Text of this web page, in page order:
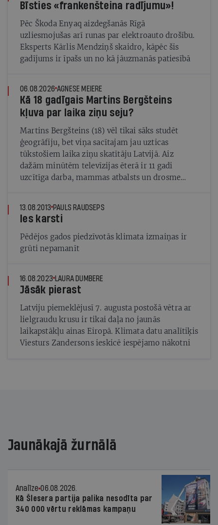
Bīsties «frankenšteina radījumu»!
Pēc Škoda Enyaq aizdegšanās Rīgā
uzliesmojušas arī runas par elektroauto drošību.
Eksperts Kārlis Mendziņš skaidro, kāpēc šis
gadījums ir īpašs un no kā jāuzmanās patiesībā
06.08.2026 AGNESE MEIERE
Kā 18 gadīgais Martins Bergšteins
kļuva par laika ziņu seju?
Martins Bergšteins (18) vēl tikai sāks studēt
ģeogrāfiju, bet viņa sacītajam jau uzticas
tūkstošiem laika ziņu skatītāju Latvijā. Aiz
dažām minūtēm televīzijas ēterā ir 11 gadi
uzcītīga darba, mammas atbalsts un drosme
13.08.2013 PAULS RAUDSEPS
Ies karsti
Pēdējos gados piedzīvotās klimata izmaiņas ir
grūti nepamanīt
16.08.2023 LAURA DUMBERE
Jāsāk pierast
Latviju piemeklējusī 7. augusta postošā vētra ar
lielgraudu krusu ir tikai daļa no jaunās
laikapstākļu ainas Eiropā. Klimata datu analītiķis
Viesturs Zandersons ieskicē iespējamo nākotni
Jaunākajā žurnālā
Analīze 06.08.2026.
Kā Šlesera partija palika nesodīta par
340 000 vērtu reklāmas kampaņu